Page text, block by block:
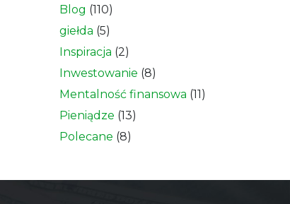
Blog (110)
giełda (5)
Inspiracja (2)
Inwestowanie (8)
Mentalność finansowa (11)
Pieniądze (13)
Polecane (8)